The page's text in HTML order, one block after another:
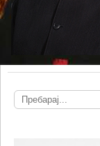
Search
for: